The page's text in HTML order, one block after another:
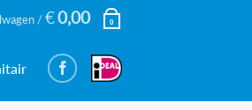
/€0,00 0